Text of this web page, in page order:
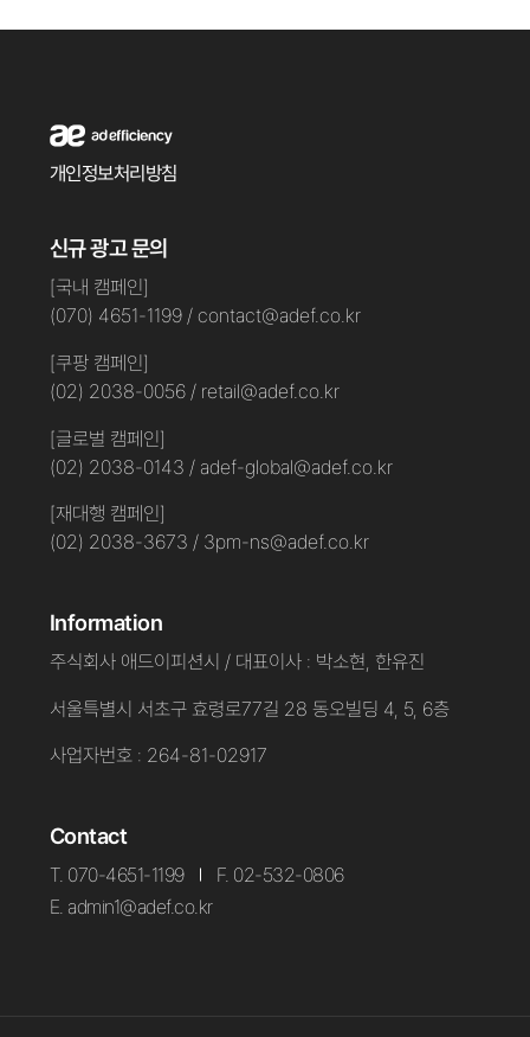
개인정보처리방침
신규 광고 문의
[국내 캠페인]
(070) 4651-1199 / contact@adef.co.kr
[쿠팡 캠페인]
(02) 2038-0056 / retail@adef.co.kr
[글로벌 캠페인]
(02) 2038-0143 / adef-global@adef.co.kr
[재대행 캠페인]
(02) 2038-3673 / 3pm-ns@adef.co.kr
Information
주식회사 애드이피션시 / 대표이사 : 박소현, 한유진
서울특별시 서초구 효령로77길 28 동오빌딩 4, 5, 6층
사업자번호 : 264-81-02917
Contact
T. 070-4651-1199
F. 02-532-0806
E. admin1@adef.co.kr